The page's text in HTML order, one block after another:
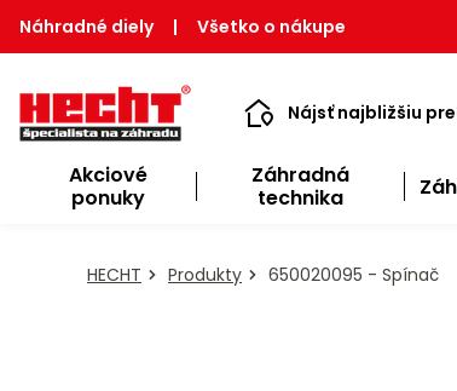
Náhradné diely | Všetko o nákupe
Nájsť najbližšiu
Akciové
ponuky
Záhradná
technika
HECHT Produkty 650020095 - Spínač